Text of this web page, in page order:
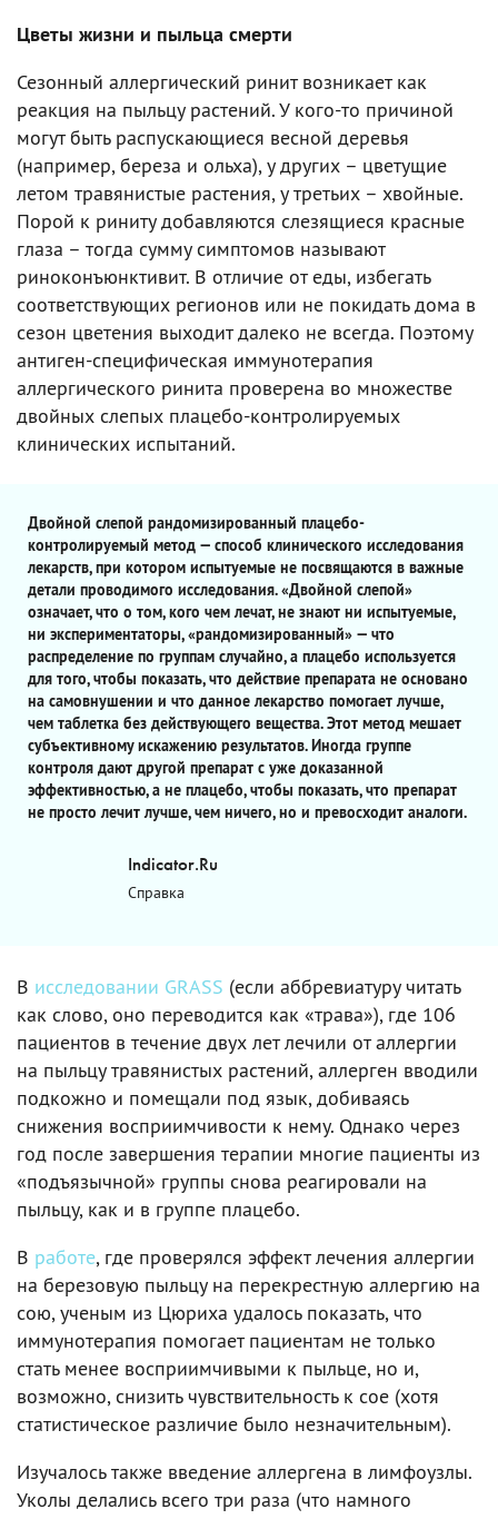
Цветы жизни и пыльца смерти
Сезонный аллергический ринит возникает как
реакция на пыльцу растений. У кого-то причиной
могут быть распускающиеся весной деревья
(например, береза и ольха), у других – цветущие
летом травянистые растения, у третьих – хвойные.
Порой к риниту добавляются слезящиеся красные
глаза – тогда сумму симптомов называют
риноконъюнктивит. В отличие от еды, избегать
соответствующих регионов или не покидать дома в
сезон цветения выходит далеко не всегда. Поэтому
антиген-специфическая иммунотерапия
аллергического ринита проверена во множестве
двойных слепых плацебо-контролируемых
клинических испытаний.
Двойной слепой рандомизированный плацебо-
контролируемый метод — способ клинического исследования
лекарств, при котором испытуемые не посвящаются в важные
детали проводимого исследования. «Двойной слепой»
означает, что о том, кого чем лечат, не знают ни испытуемые,
ни экспериментаторы, «рандомизированный» — что
распределение по группам случайно, а плацебо используется
для того, чтобы показать, что действие препарата не основано
на самовнушении и что данное лекарство помогает лучше,
чем таблетка без действующего вещества. Этот метод мешает
субъективному искажению результатов. Иногда группе
контроля дают другой препарат с уже доказанной
эффективностью, а не плацебо, чтобы показать, что препарат
не просто лечит лучше, чем ничего, но и превосходит аналоги.
Indicator.Ru
Справка
В исследовании GRASS (если аббревиатуру читать
как слово, оно переводится как «трава»), где 106
пациентов в течение двух лет лечили от аллергии
на пыльцу травянистых растений, аллерген вводили
подкожно и помещали под язык, добиваясь
снижения восприимчивости к нему. Однако через
год после завершения терапии многие пациенты из
«подъязычной» группы снова реагировали на
пыльцу, как и в группе плацебо.
В работе, где проверялся эффект лечения аллергии
на березовую пыльцу на перекрестную аллергию на
сою, ученым из Цюриха удалось показать, что
иммунотерапия помогает пациентам не только
стать менее восприимчивыми к пыльце, но и,
возможно, снизить чувствительность к сое (хотя
статистическое различие было незначительным).
Изучалось также введение аллергена в лимфоузлы.
Уколы делались всего три раза (что намного